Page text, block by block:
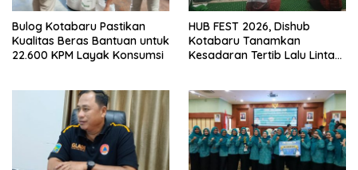
Bulog Kotabaru Pastikan
Kualitas Beras Bantuan untuk
22.600 KPM Layak Konsumsi
HUB FEST 2026, Dishub
Kotabaru Tanamkan
Kesadaran Tertib Lalu Lintas